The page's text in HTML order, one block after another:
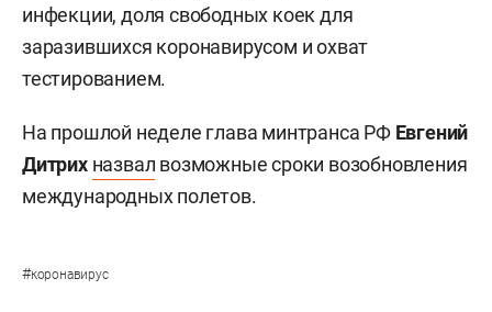
инфекции, доля свободных коек для
заразившихся коронавирусом и охват
тестированием.
На прошлой неделе глава минтранса РФ Евгений
Дитрих назвал возможные сроки возобновления
международных полетов.
#коронавирус